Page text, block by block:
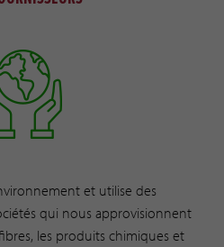
et utilise des
qui nous approvisionnent
les produits chimiques et